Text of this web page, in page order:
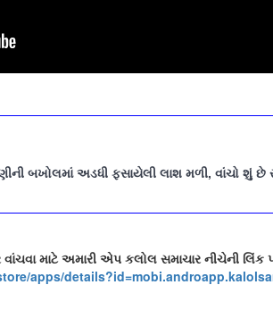
બખોલમાં અડધી ફસાયેલી લાશ મળી, વાંચો શું છે
માટે અમારી એપ કલોલ સમાચાર નીચેની લિંક
apps/details?id=mobi.androapp.